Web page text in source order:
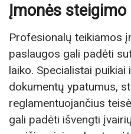
Įmonės steigimo
Profesionalų teikiamos
paslaugos gali padėti
laiko. Specialistai puikiai
dokumentų ypatumus,
reglamentuojančius
gali padėti išvengti